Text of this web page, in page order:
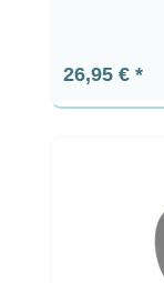
Prix régulier
26,95 €